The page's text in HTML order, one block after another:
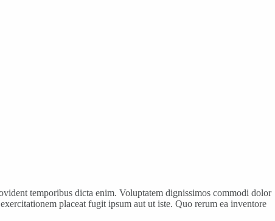
temporibus dicta enim. Voluptatem dignissimos commodi dolor
placeat fugit ipsum aut ut iste. Quo rerum ea inventore